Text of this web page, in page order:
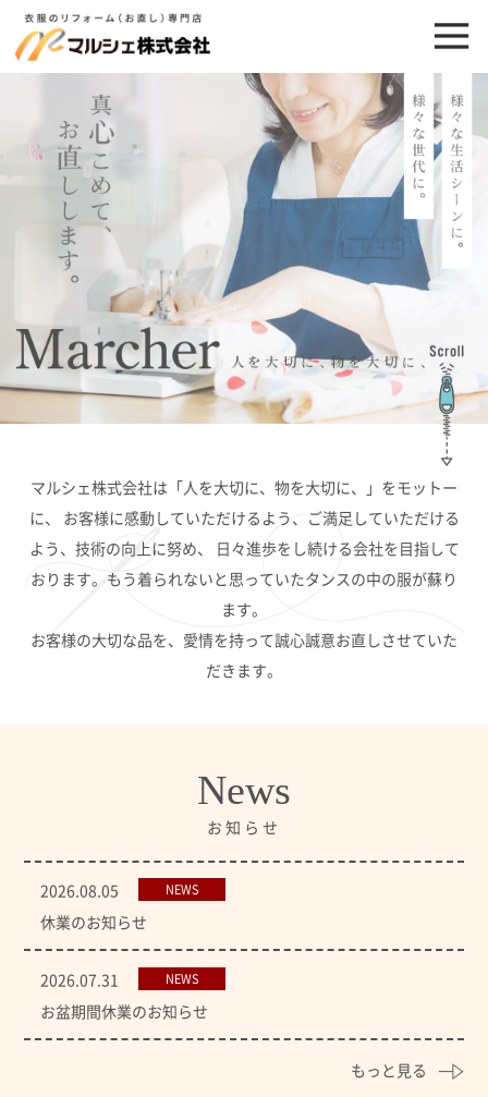
マルシェ株式会社は「人を大切に、物を大切に、」をモットー
に、
お客様に感動していただけるよう、ご満足していただける
よう、技術の向上に努め、
日々進歩をし続ける会社を目指して
おります。もう着られないと思っていたタンスの中の服が蘇り
ます。
お客様の大切な品を、愛情を持って誠心誠意お直しさせていた
だきます。
News
お知らせ
2026.08.05 NEWS
休業のお知らせ
2026.07.31 NEWS
お盆期間休業のお知らせ
もっと見る